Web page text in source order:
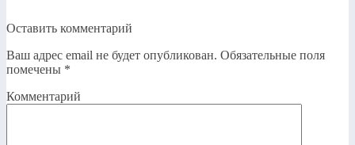
Оставить комментарий
Ваш адрес email не будет опубликован. Обязательные поля
помечены *
Комментарий